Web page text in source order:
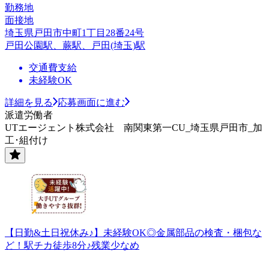
勤務地
面接地
埼玉県戸田市中町1丁目28番24号
戸田公園駅、蕨駅、戸田(埼玉)駅
交通費支給
未経験OK
詳細を見る
応募画面に進む
派遣労働者
UTエージェント株式会社 南関東第一CU_埼玉県戸田市_加
工･組付け
【日勤&土日祝休み♪】未経験OK◎金属部品の検査・梱包な
ど！駅チカ徒歩8分♪残業少なめ